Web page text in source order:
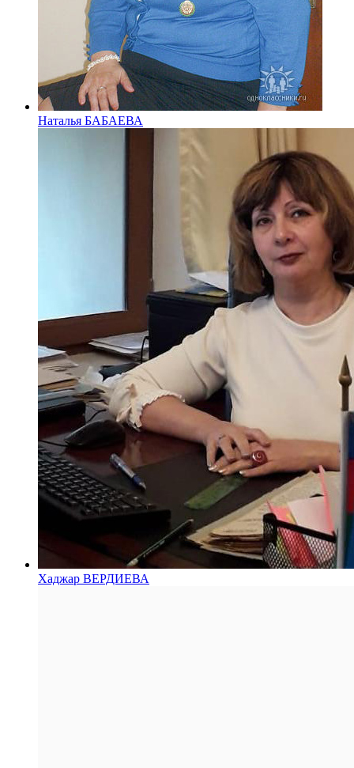
Наталья БАБАЕВА
Хаджар ВЕРДИЕВА